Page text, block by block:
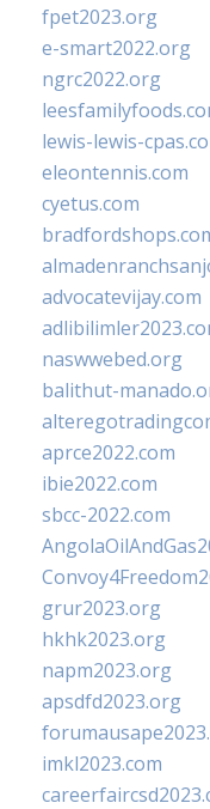
fpet2023.org
e-smart2022.org
ngrc2022.org
lewis-lewis-
eleontennis.com
cyetus.com
advocatevijay.com
naswwebed.org
balithut-
aprce2022.com
ibie2022.com
sbcc-2022.com
grur2023.org
hkhk2023.org
napm2023.org
apsdfd2023.org
imkl2023.com